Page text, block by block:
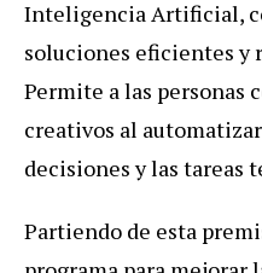
Inteligencia Artificial,
soluciones eficientes y
Permite a las personas
creativos al
decisiones y las tareas
Partiendo de esta